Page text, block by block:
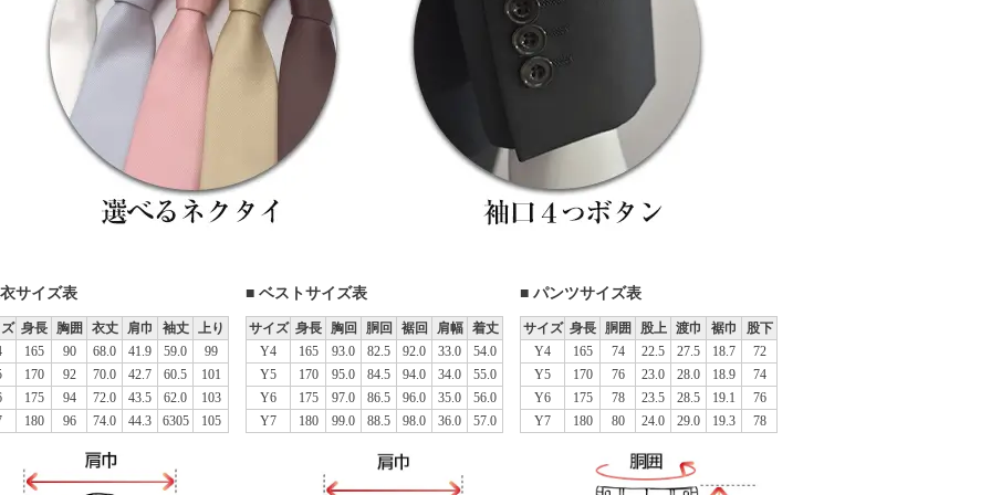
サイズ表
身長 胸囲 衣丈 肩巾 袖丈
上り
165 90 68.0 41.9 59.0
99
170 92 70.0 42.7 60.5
101
175 94 72.0 43.5 62.0
103
180 96 74.0 44.3 6305 105
■ ベストサイズ表
サイズ 身長 胸回 胴回 裾回 肩幅 着丈
Y4
165 93.0 82.5 92.0 33.0
54.0
Y5
170 95.0 84.5 94.0 34.0
55.0
Y6
175 97.0 86.5 96.0 35.0
56.0
Y7
180 99.0 88.5 98.0 36.0 57.0
■ パンツサイズ表
サイズ 身長 胴囲 股上 渡巾 裾巾
股下
Y4
165 74 22.5 27.5 18.7
72
Y5
170 76 23.0 28.0 18.9
74
Y6
175 78 23.5 28.5 19.1
76
Y7
180 80 24.0 29.0 19.3 78